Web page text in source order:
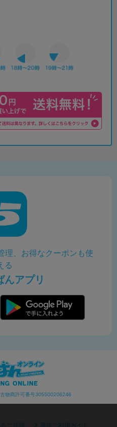
理、お得なクーポンも使
る
んアプリ
物商許可番号305500206246
ご質問 通販ご利用ガイド